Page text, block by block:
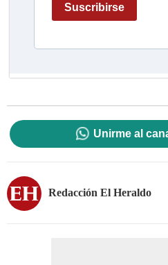
Unirme al
Redacción El Heraldo